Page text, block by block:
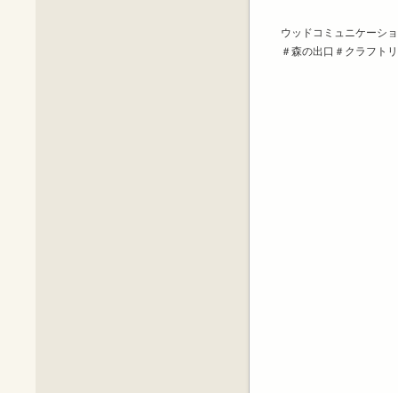
ウッドコミュニケーシ
＃森の出口＃クラフト